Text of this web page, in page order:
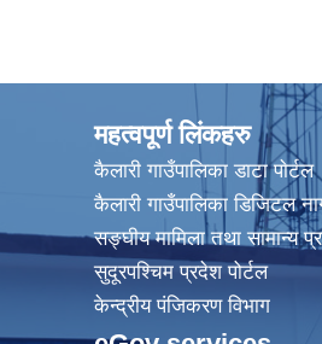
महत्वपूर्ण लिंकहरु
कैलारी गाउँपालिका डाटा पाेर्टल
कैलारी गाउँपालिका डिजिटल
सङ्घीय मामिला तथा सामान्य
सुदूरपश्चिम प्रदेश पोर्टल
केन्द्रीय प‌ंजिकरण विभाग